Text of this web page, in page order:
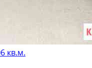
кв.м.